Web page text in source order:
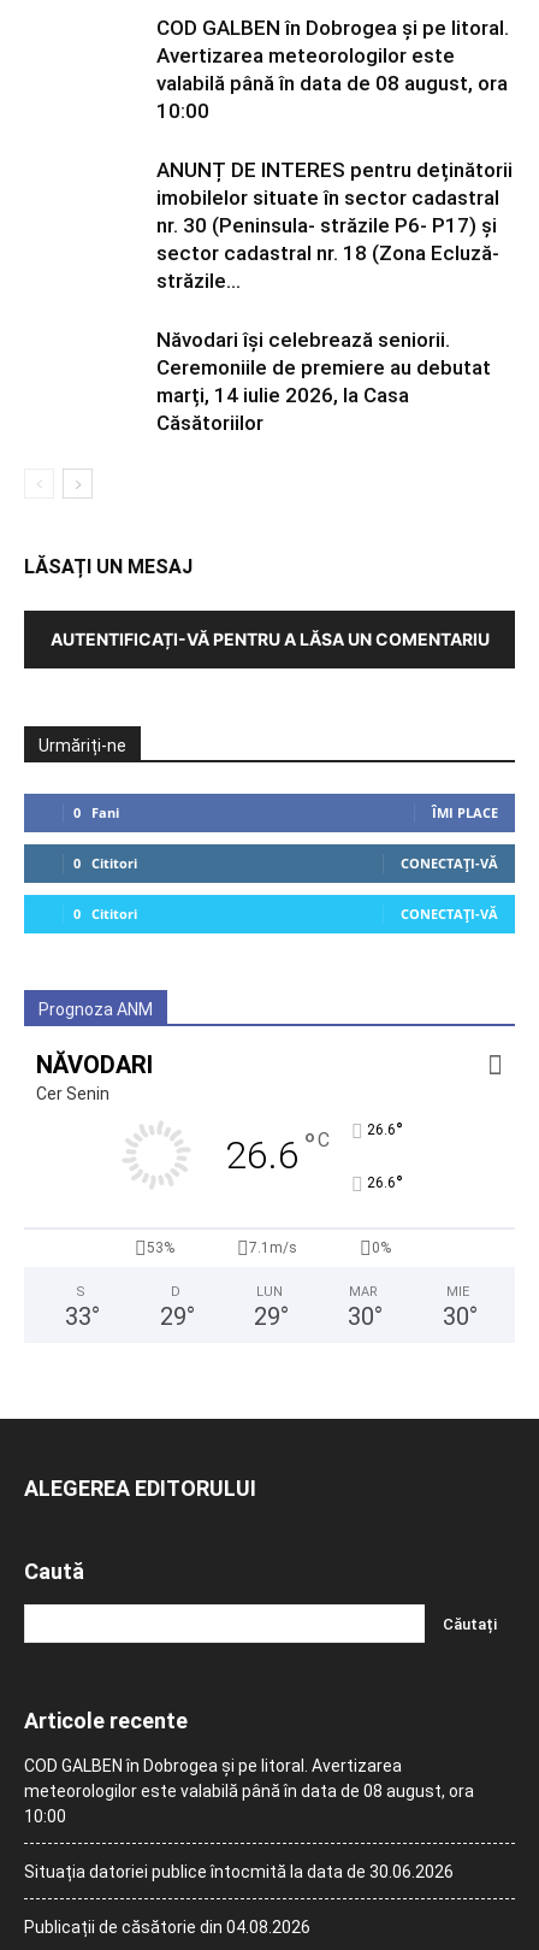
COD GALBEN în Dobrogea și pe litoral.
Avertizarea meteorologilor este
valabilă până în data de 08 august, ora
10:00
ANUNȚ DE INTERES pentru deținătorii
imobilelor situate în sector cadastral
nr. 30 (Peninsula- străzile P6- P17) și
sector cadastral nr. 18 (Zona Ecluză-
străzile...
Năvodari își celebrează seniorii.
Ceremoniile de premiere au debutat
marți, 14 iulie 2026, la Casa
Căsătoriilor
LĂSAȚI UN MESAJ
AUTENTIFICAȚI-VĂ PENTRU A LĂSA UN COMENTARIU
Urmăriți-ne
0 Fani ÎMI PLACE
0 Cititori CONECTAȚI-VĂ
0 Cititori CONECTAȚI-VĂ
Prognoza ANM
NĂVODARI
Cer Senin
26.6 °C 26.6°
26.6°
53% 7.1m/s 0%
S
33°
D
29°
LUN
29°
MAR
30°
MIE
30°
ALEGEREA EDITORULUI
Caută
Articole recente
COD GALBEN în Dobrogea și pe litoral. Avertizarea
meteorologilor este valabilă până în data de 08 august, ora
10:00
Situația datoriei publice întocmită la data de 30.06.2026
Publicații de căsătorie din 04.08.2026